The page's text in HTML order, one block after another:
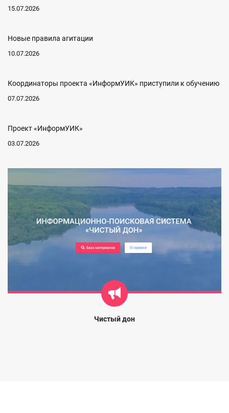
15.07.2026
Новые правила агитации
10.07.2026
Координаторы проекта «ИнформУИК» приступили к обучению
07.07.2026
Проект «ИнформУИК»
03.07.2026
Чистый дон